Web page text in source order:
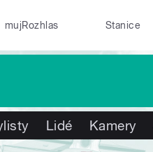
mujRozhlas Stanice
Lidé Kamery